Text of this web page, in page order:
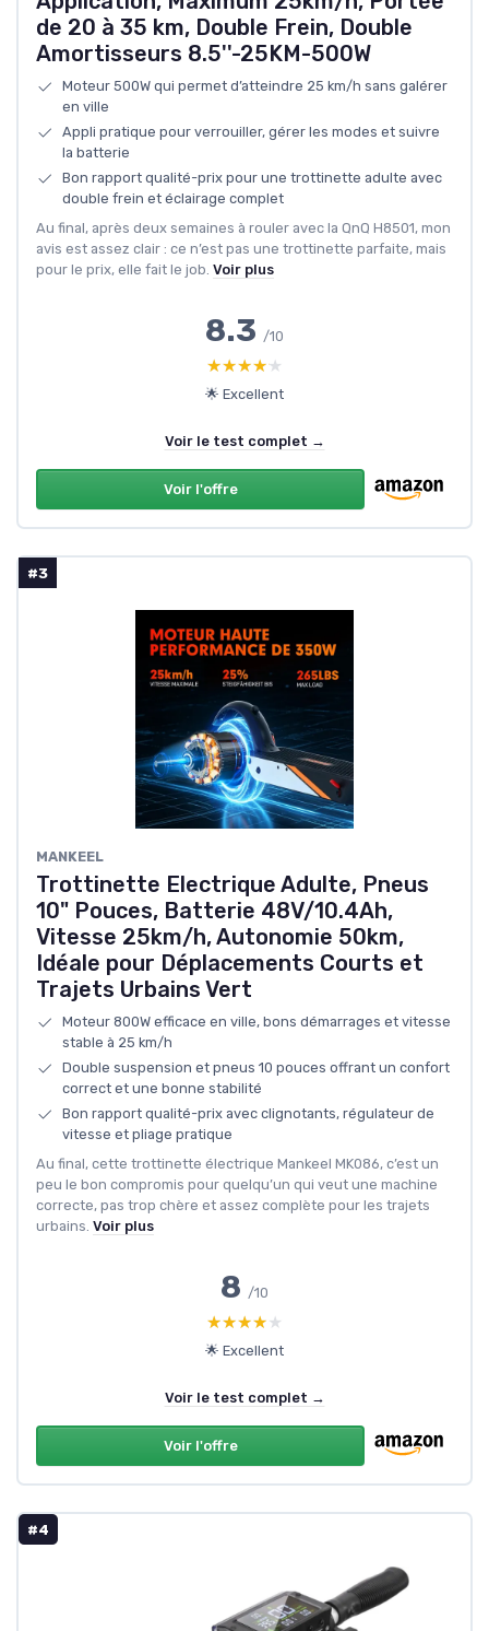
de 20 à 35 km, Double Frein, Double
Amortisseurs 8.5''-25KM-500W
Moteur 500W qui permet d’atteindre 25 km/h sans galérer
en ville
Appli pratique pour verrouiller, gérer les modes et suivre
la batterie
Bon rapport qualité-prix pour une trottinette adulte avec
double frein et éclairage complet
Au final, après deux semaines à rouler avec la QnQ H8501, mon
avis est assez clair : ce n’est pas une trottinette parfaite, mais
pour le prix, elle fait le job. Voir plus
8.3 /10
★★★★★
★★★★★
🌟 Excellent
Voir le test complet →
Voir l'offre
#3
MANKEEL
Trottinette Electrique Adulte, Pneus
10" Pouces, Batterie 48V/10.4Ah,
Vitesse 25km/h, Autonomie 50km,
Idéale pour Déplacements Courts et
Trajets Urbains Vert
Moteur 800W efficace en ville, bons démarrages et vitesse
stable à 25 km/h
Double suspension et pneus 10 pouces offrant un confort
correct et une bonne stabilité
Bon rapport qualité-prix avec clignotants, régulateur de
vitesse et pliage pratique
Au final, cette trottinette électrique Mankeel MK086, c’est un
peu le bon compromis pour quelqu’un qui veut une machine
correcte, pas trop chère et assez complète pour les trajets
urbains. Voir plus
8 /10
★★★★★
★★★★★
🌟 Excellent
Voir le test complet →
Voir l'offre
#4